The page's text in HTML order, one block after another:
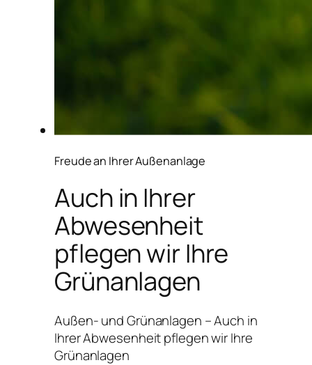
Freude an Ihrer Außenanlage
Auch in Ihrer
Abwesenheit
pflegen wir Ihre
Grünanlagen
Außen- und Grünanlagen – Auch in
Ihrer Abwesenheit pflegen wir Ihre
Grünanlagen